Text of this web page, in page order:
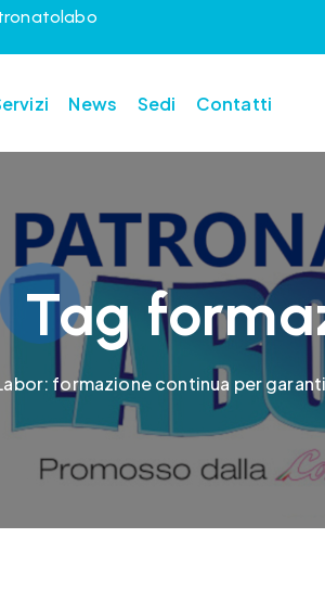
News Sedi Contatti
Tag
formazione continua per